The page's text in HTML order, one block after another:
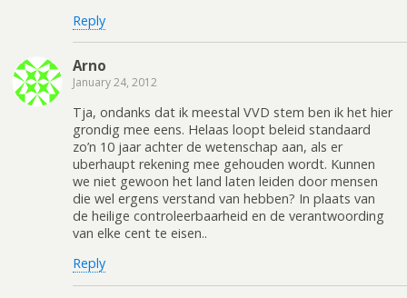
Reply
Arno
January 24, 2012
Tja, ondanks dat ik meestal VVD stem ben ik het hier
grondig mee eens. Helaas loopt beleid standaard
zo’n 10 jaar achter de wetenschap aan, als er
uberhaupt rekening mee gehouden wordt. Kunnen
we niet gewoon het land laten leiden door mensen
die wel ergens verstand van hebben? In plaats van
de heilige controleerbaarheid en de verantwoording
van elke cent te eisen..
Reply